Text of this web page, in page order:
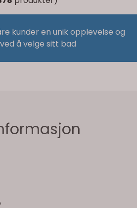
kunder en unik opplevelse og
å velge sitt bad